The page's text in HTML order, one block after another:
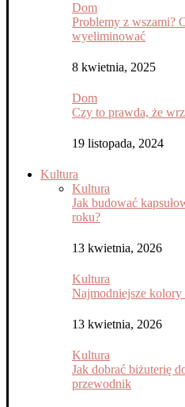
Dom
Problemy z wszami?
wyeliminować
8 kwietnia, 2025
Dom
Czy to prawda, że
19 listopada, 2024
Kultura
Kultura
Jak budować
roku?
13 kwietnia, 2026
Kultura
Najmodniejsze kolory
13 kwietnia, 2026
Kultura
Jak dobrać biżuterię
przewodnik